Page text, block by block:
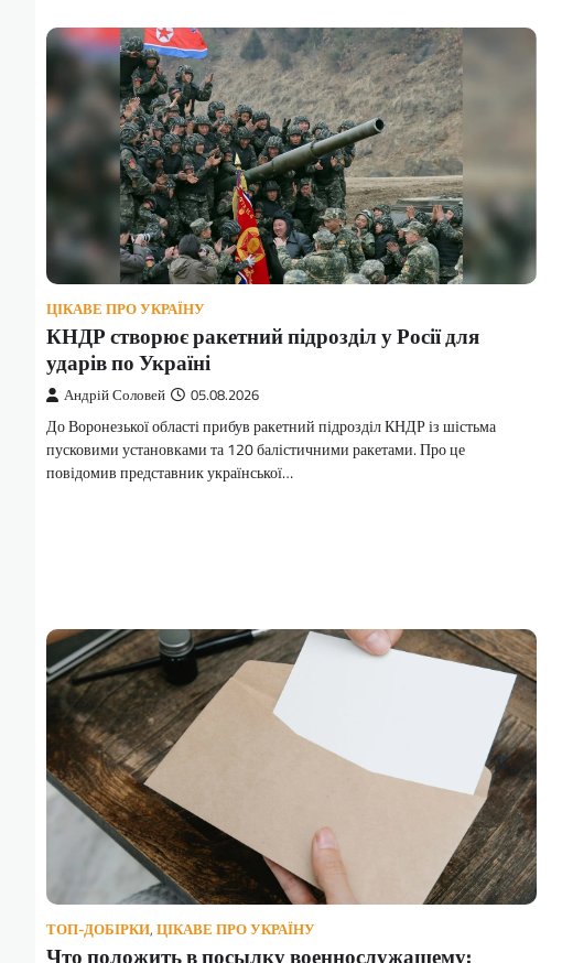
ЦІКАВЕ ПРО УКРАЇНУ
КНДР створює ракетний підрозділ у Росії для
ударів по Україні
Андрій Соловей 05.08.2026
До Воронезької області прибув ракетний підрозділ КНДР із шістьма
пусковими установками та 120 балістичними ракетами. Про це
повідомив представник української…
ТОП-ДОБІРКИ, ЦІКАВЕ ПРО УКРАЇНУ
Что положить в посылку военнослужащему: